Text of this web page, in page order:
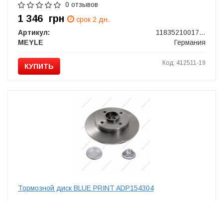
0 отзывов
1 346 грн
срок 2 дн.
Артикул:
11835210017PD
MEYLE
Германия
КУПИТЬ Код: 412511-19
Тормозной диск BLUE PRINT ADP154304